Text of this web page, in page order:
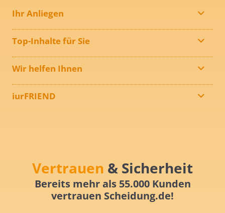
Ihr Anliegen
Top-Inhalte für Sie
Wir helfen Ihnen
iurFRIEND
Vertrauen & Sicherheit
Bereits mehr als 55.000 Kunden
vertrauen Scheidung.de!